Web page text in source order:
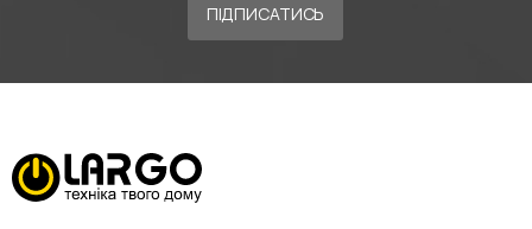
ПІДПИСАТИСЬ